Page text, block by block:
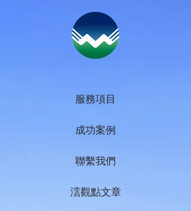
服務項目
成功案例
聯繫我們
澐觀點文章